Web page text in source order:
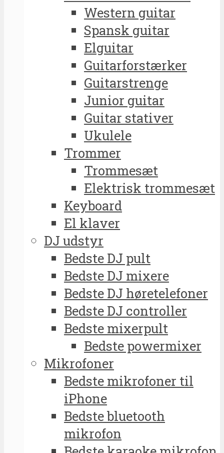
Western guitar
Spansk guitar
Elguitar
Guitarforstærker
Guitarstrenge
Junior guitar
Guitar stativer
Ukulele
Trommer
Trommesæt
Elektrisk trommesæt
Keyboard
El klaver
DJ udstyr
Bedste DJ pult
Bedste DJ mixere
Bedste DJ høretelefoner
Bedste DJ controller
Bedste mixerpult
Bedste powermixer
Mikrofoner
Bedste mikrofoner til
iPhone
Bedste bluetooth
mikrofon